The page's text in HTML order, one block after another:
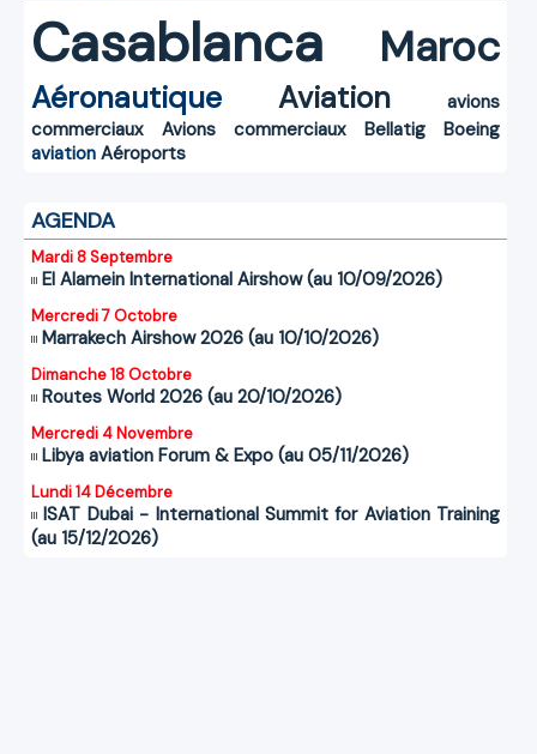
Casablanca Maroc
Aéronautique Aviation
avions
commerciaux
Avions commerciaux Bellatig
Boeing
aviation Aéroports
AGENDA
Mardi 8 Septembre
El Alamein International Airshow (au 10/09/2026)
Mercredi 7 Octobre
Marrakech Airshow 2026 (au 10/10/2026)
Dimanche 18 Octobre
Routes World 2026 (au 20/10/2026)
Mercredi 4 Novembre
Libya aviation Forum & Expo (au 05/11/2026)
Lundi 14 Décembre
ISAT Dubai - International Summit for Aviation Training
(au 15/12/2026)